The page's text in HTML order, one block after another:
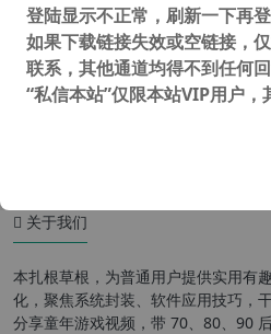
关于我们
本扎根草根，为普通用户提供实用有
化，聚焦系统封装、软件应用技巧，
分享童年游戏视频，带 70、80、90
登陆显示不正常，刷新一下再
如果下载链接失效或空链接，
联系，其他通道均得不到任何
“私信本站”仅限本站VIP用户